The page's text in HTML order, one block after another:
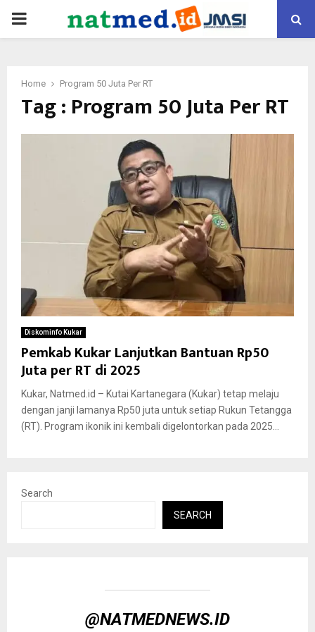
PRIMARY
Home Program 50 Juta Per RT
Tag : Program 50 Juta Per RT
Diskominfo Kukar
Pemkab Kukar Lanjutkan Bantuan Rp50
Juta per RT di 2025
Kukar, Natmed.id – Kutai Kartanegara (Kukar) tetap melaju
dengan janji lamanya Rp50 juta untuk setiap Rukun Tetangga
(RT). Program ikonik ini kembali digelontorkan pada 2025...
Search
SEARCH
@NATMEDNEWS.ID